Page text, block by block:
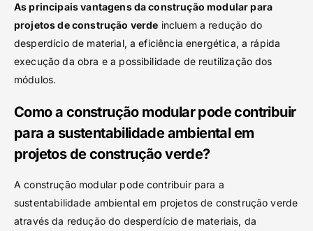
As principais vantagens da construção modular para
projetos de construção verde incluem a redução do
desperdício de material, a eficiência energética, a rápida
execução da obra e a possibilidade de reutilização dos
módulos.
Como a construção modular pode contribuir
para a sustentabilidade ambiental em
projetos de construção verde?
A construção modular pode contribuir para a
sustentabilidade ambiental em projetos de construção verde
através da redução do desperdício de materiais, da